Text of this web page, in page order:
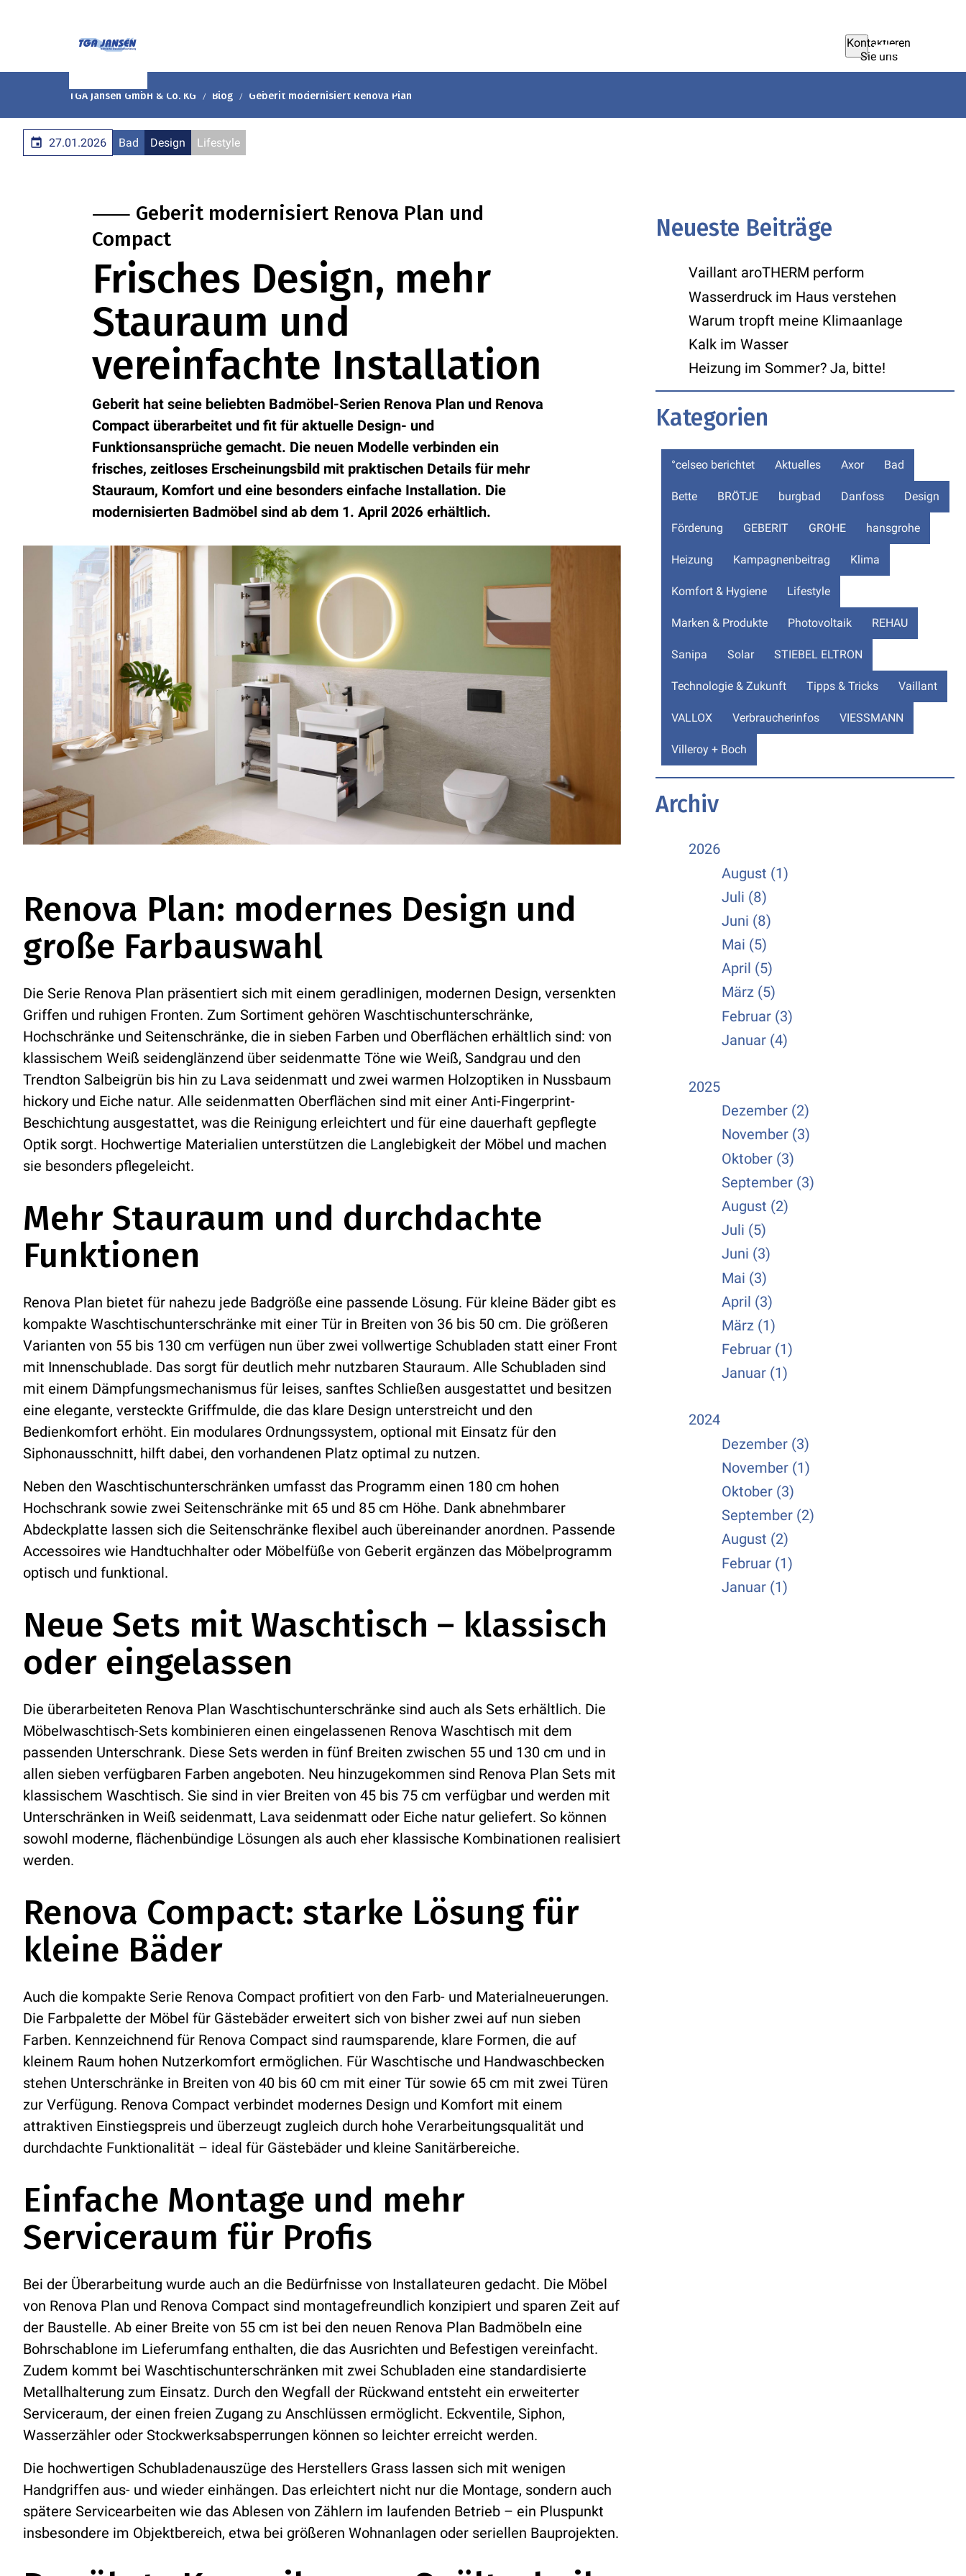
Kontaktieren
Sie uns
TGA Jansen GmbH & Co. KG Blog Geberit modernisiert Renova Plan
27.01.2026 Bad Design Lifestyle
⸺ Geberit modernisiert Renova Plan und
Compact
Frisches Design, mehr
Stauraum und
vereinfachte Installation
Geberit hat seine beliebten Badmöbel-Serien Renova Plan und Renova
Compact überarbeitet und fit für aktuelle Design- und
Funktionsansprüche gemacht. Die neuen Modelle verbinden ein
frisches, zeitloses Erscheinungsbild mit praktischen Details für mehr
Stauraum, Komfort und eine besonders einfache Installation. Die
modernisierten Badmöbel sind ab dem 1. April 2026 erhältlich.
Renova Plan: modernes Design und
große Farbauswahl
Die Serie Renova Plan präsentiert sich mit einem geradlinigen, modernen Design, versenkten
Griffen und ruhigen Fronten. Zum Sortiment gehören Waschtischunterschränke,
Hochschränke und Seitenschränke, die in sieben Farben und Oberflächen erhältlich sind: von
klassischem Weiß seidenglänzend über seidenmatte Töne wie Weiß, Sandgrau und den
Trendton Salbeigrün bis hin zu Lava seidenmatt und zwei warmen Holzoptiken in Nussbaum
hickory und Eiche natur. Alle seidenmatten Oberflächen sind mit einer Anti-Fingerprint-
Beschichtung ausgestattet, was die Reinigung erleichtert und für eine dauerhaft gepflegte
Optik sorgt. Hochwertige Materialien unterstützen die Langlebigkeit der Möbel und machen
sie besonders pflegeleicht.
Mehr Stauraum und durchdachte
Funktionen
Renova Plan bietet für nahezu jede Badgröße eine passende Lösung. Für kleine Bäder gibt es
kompakte Waschtischunterschränke mit einer Tür in Breiten von 36 bis 50 cm. Die größeren
Varianten von 55 bis 130 cm verfügen nun über zwei vollwertige Schubladen statt einer Front
mit Innenschublade. Das sorgt für deutlich mehr nutzbaren Stauraum. Alle Schubladen sind
mit einem Dämpfungsmechanismus für leises, sanftes Schließen ausgestattet und besitzen
eine elegante, versteckte Griffmulde, die das klare Design unterstreicht und den
Bedienkomfort erhöht. Ein modulares Ordnungssystem, optional mit Einsatz für den
Siphonausschnitt, hilft dabei, den vorhandenen Platz optimal zu nutzen.
Neben den Waschtischunterschränken umfasst das Programm einen 180 cm hohen
Hochschrank sowie zwei Seitenschränke mit 65 und 85 cm Höhe. Dank abnehmbarer
Abdeckplatte lassen sich die Seitenschränke flexibel auch übereinander anordnen. Passende
Accessoires wie Handtuchhalter oder Möbelfüße von Geberit ergänzen das Möbelprogramm
optisch und funktional.
Neue Sets mit Waschtisch – klassisch
oder eingelassen
Die überarbeiteten Renova Plan Waschtischunterschränke sind auch als Sets erhältlich. Die
Möbelwaschtisch-Sets kombinieren einen eingelassenen Renova Waschtisch mit dem
passenden Unterschrank. Diese Sets werden in fünf Breiten zwischen 55 und 130 cm und in
allen sieben verfügbaren Farben angeboten. Neu hinzugekommen sind Renova Plan Sets mit
klassischem Waschtisch. Sie sind in vier Breiten von 45 bis 75 cm verfügbar und werden mit
Unterschränken in Weiß seidenmatt, Lava seidenmatt oder Eiche natur geliefert. So können
sowohl moderne, flächenbündige Lösungen als auch eher klassische Kombinationen realisiert
werden.
Renova Compact: starke Lösung für
kleine Bäder
Auch die kompakte Serie Renova Compact profitiert von den Farb- und Materialneuerungen.
Die Farbpalette der Möbel für Gästebäder erweitert sich von bisher zwei auf nun sieben
Farben. Kennzeichnend für Renova Compact sind raumsparende, klare Formen, die auf
kleinem Raum hohen Nutzerkomfort ermöglichen. Für Waschtische und Handwaschbecken
stehen Unterschränke in Breiten von 40 bis 60 cm mit einer Tür sowie 65 cm mit zwei Türen
zur Verfügung. Renova Compact verbindet modernes Design und Komfort mit einem
attraktiven Einstiegspreis und überzeugt zugleich durch hohe Verarbeitungsqualität und
durchdachte Funktionalität – ideal für Gästebäder und kleine Sanitärbereiche.
Einfache Montage und mehr
Serviceraum für Profis
Bei der Überarbeitung wurde auch an die Bedürfnisse von Installateuren gedacht. Die Möbel
von Renova Plan und Renova Compact sind montagefreundlich konzipiert und sparen Zeit auf
der Baustelle. Ab einer Breite von 55 cm ist bei den neuen Renova Plan Badmöbeln eine
Bohrschablone im Lieferumfang enthalten, die das Ausrichten und Befestigen vereinfacht.
Zudem kommt bei Waschtischunterschränken mit zwei Schubladen eine standardisierte
Metallhalterung zum Einsatz. Durch den Wegfall der Rückwand entsteht ein erweiterter
Serviceraum, der einen freien Zugang zu Anschlüssen ermöglicht. Eckventile, Siphon,
Wasserzähler oder Stockwerksabsperrungen können so leichter erreicht werden.
Die hochwertigen Schubladenauszüge des Herstellers Grass lassen sich mit wenigen
Handgriffen aus- und wieder einhängen. Das erleichtert nicht nur die Montage, sondern auch
spätere Servicearbeiten wie das Ablesen von Zählern im laufenden Betrieb – ein Pluspunkt
insbesondere im Objektbereich, etwa bei größeren Wohnanlagen oder seriellen Bauprojekten.
Neueste Beiträge
Vaillant aroTHERM perform
Wasserdruck im Haus verstehen
Warum tropft meine Klimaanlage
Kalk im Wasser
Heizung im Sommer? Ja, bitte!
Kategorien
°celseo berichtet Aktuelles Axor Bad
Bette BRÖTJE burgbad Danfoss Design
Förderung GEBERIT GROHE hansgrohe
Heizung Kampagnenbeitrag Klima
Komfort & Hygiene Lifestyle
Marken & Produkte Photovoltaik REHAU
Sanipa Solar STIEBEL ELTRON
Technologie & Zukunft Tipps & Tricks Vaillant
VALLOX Verbraucherinfos VIESSMANN
Villeroy + Boch
Archiv
2026
August (1)
Juli (8)
Juni (8)
Mai (5)
April (5)
März (5)
Februar (3)
Januar (4)
2025
Dezember (2)
November (3)
Oktober (3)
September (3)
August (2)
Juli (5)
Juni (3)
Mai (3)
April (3)
März (1)
Februar (1)
Januar (1)
2024
Dezember (3)
November (1)
Oktober (3)
September (2)
August (2)
Februar (1)
Januar (1)